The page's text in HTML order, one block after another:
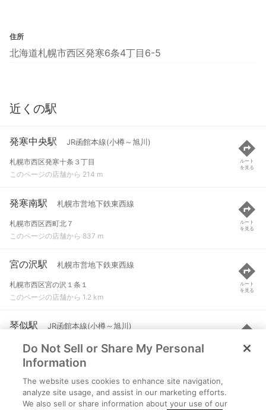
住所
北海道札幌市西区発寒6条4丁目6-5
近くの駅
発寒中央駅 JR函館本線(小樽～旭川)
札幌市西区発寒十条３丁目
このページの店舗から 214 m
ルート
を見る
発寒南駅 札幌市営地下鉄東西線
札幌市西区西町北７
このページの店舗から 837 m
ルート
を見る
宮の沢駅 札幌市営地下鉄東西線
札幌市西区宮の沢１条１
このページの店舗から 1.2 km
ルート
を見る
琴似駅 JR函館本線(小樽～旭川)
札幌市西区琴似2条2丁目
このページの店舗から 1.5 km
ルート
を見る
発寒駅 JR函館本線(小樽～旭川)
札幌市西区発寒９条１３丁目
Do Not Sell or Share My Personal
Information
The website uses cookies to enhance site navigation,
analyze site usage, and assist in our marketing efforts.
We also sell or share information about your use of our